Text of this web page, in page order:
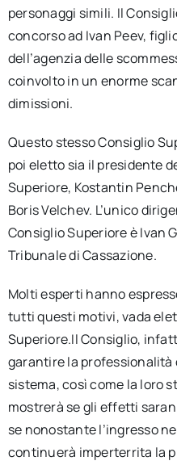
personaggi simili. Il
concorso ad Ivan Peev,
dell’agenzia delle
coinvolto in un enorme
dimissioni.
Questo stesso Consiglio
poi eletto sia il presidente
Superiore, Kostantin
Boris Velchev. L’unico
Consiglio Superiore è Ivan
Tribunale di Cassazione.
Molti esperti hanno
tutti questi motivi, vada
Superiore.Il Consiglio,
garantire la
sistema, così come la loro
mostrerà se gli effetti
se nonostante l’ingresso
continuerà imperterrita la